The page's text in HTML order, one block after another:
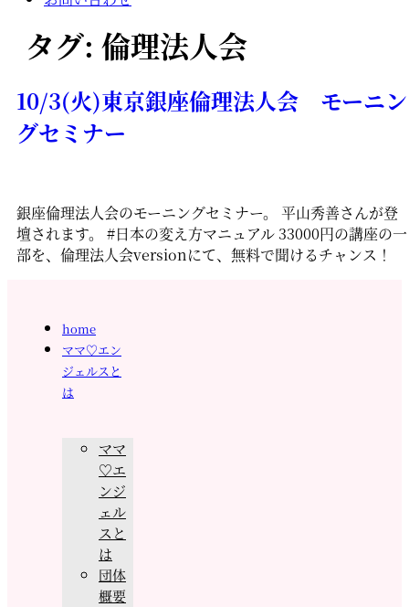
タグ: 倫理法人会
10/3(火)東京銀座倫理法人会 モーニン
グセミナー
銀座倫理法人会のモーニングセミナー。 平山秀善さんが登
壇されます。 #日本の変え方マニュアル 33000円の講座の一
部を、倫理法人会versionにて、無料で聞けるチャンス！
home
ママ♡エン
ジェルスと
は
ママ
♡エ
ンジ
ェル
スと
は
団体
概要